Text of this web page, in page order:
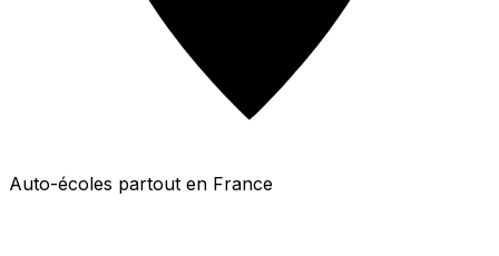
Auto-écoles partout en France